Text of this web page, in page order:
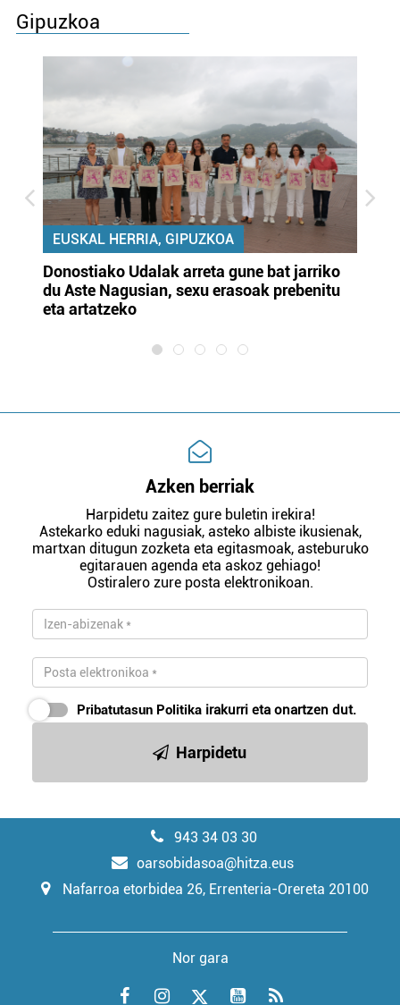
Gipuzkoa
EUSKAL HERRIA, GIPUZKOA
Donostiako Udalak arreta gune bat jarriko
du Aste Nagusian, sexu erasoak prebenitu
eta artatzeko
Azken berriak
Harpidetu zaitez gure buletin irekira!
Astekarko eduki nagusiak, asteko albiste ikusienak,
martxan ditugun zozketa eta egitasmoak, asteburuko
egitarauen agenda eta askoz gehiago!
Ostiralero zure posta elektronikoan.
Pribatutasun Politika irakurri eta onartzen dut.
Harpidetu
943 34 03 30
oarsobidasoa@hitza.eus
Nafarroa etorbidea 26, Errenteria-Orereta 20100
Nor gara